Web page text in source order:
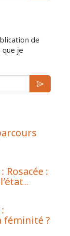
de
je
:
féminité ?